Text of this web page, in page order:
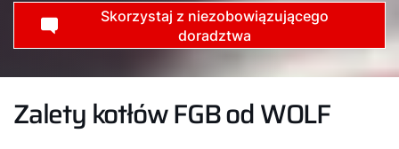
Skorzystaj z niezobowiązującego
doradztwa
Zalety kotłów FGB od WOLF